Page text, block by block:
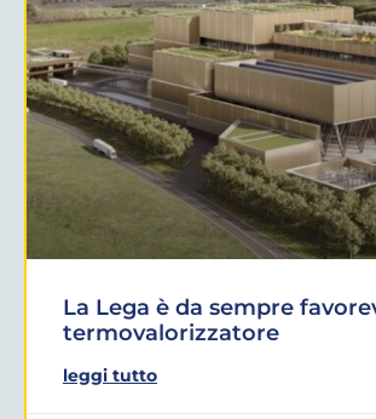
La Lega è da sempre
termovalorizzatore
leggi tutto